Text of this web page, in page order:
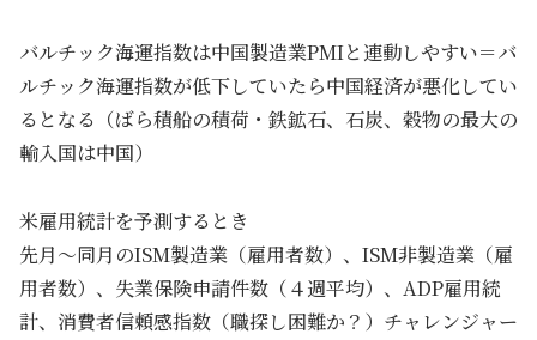
バルチック海運指数は中国製造業PMIと連動しやすい＝バ
ルチック海運指数が低下していたら中国経済が悪化してい
るとなる（ばら積船の積荷・鉄鉱石、石炭、穀物の最大の
輸入国は中国）
米雇用統計を予測するとき
先月～同月のISM製造業（雇用者数）、ISM非製造業（雇
用者数）、失業保険申請件数（４週平均）、ADP雇用統
計、消費者信頼感指数（職探し困難か？）チャレンジャー